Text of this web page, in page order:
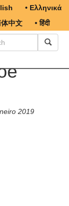
• Ελληνικά
体中文 • हिंदी
2019